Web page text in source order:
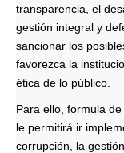
transparencia, el
gestión integral y
sancionar los
favorezca la
ética de lo público.
Para ello, formula
le permitirá ir
corrupción, la